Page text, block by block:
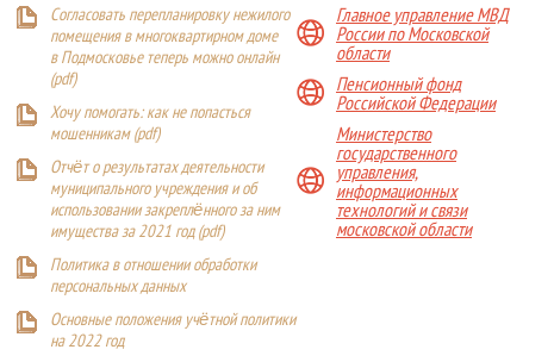
Согласовать перепланировку нежилого
помещения в многоквартирном доме
в Подмосковье теперь можно онлайн
(pdf)
Хочу помогать: как не попасться
мошенникам (pdf)
Отчёт о результатах деятельности
муниципального учреждения и об
использовании закреплённого за ним
имущества за 2021 год (pdf)
Политика в отношении обработки
персональных данных
Основные положения учётной политики
на 2022 год
Главное управление МВД
России по Московской
области
Пенсионный фонд
Российской Федерации
Министерство
государственного
управления,
информационных
технологий и связи
московской области